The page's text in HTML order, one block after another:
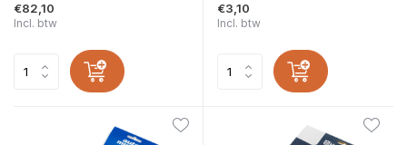
€82,10
Incl. btw
€3,10
Incl. btw